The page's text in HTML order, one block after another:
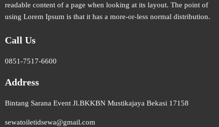
readable content of a page when looking at its layout. The point of
using Lorem Ipsum is that it has a more-or-less normal distribution.
Call Us
0851-7517-6600
Address
Bintang Sarana Event Jl.BKKBN Mustikajaya Bekasi 17158
sewatoiletidsewa@gmail.com